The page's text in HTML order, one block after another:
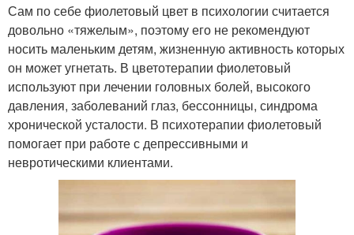
Сам по себе фиолетовый цвет в психологии считается
довольно «тяжелым», поэтому его не рекомендуют
носить маленьким детям, жизненную активность которых
он может угнетать. В цветотерапии фиолетовый
используют при лечении головных болей, высокого
давления, заболеваний глаз, бессонницы, синдрома
хронической усталости. В психотерапии фиолетовый
помогает при работе с депрессивными и
невротическими клиентами.